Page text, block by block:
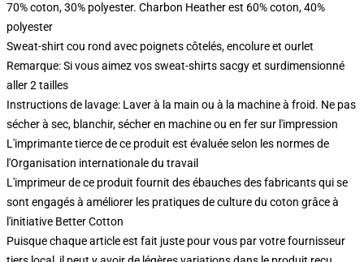
70% coton, 30% polyester. Charbon Heather est 60% coton, 40%
polyester
Sweat-shirt cou rond avec poignets côtelés, encolure et ourlet
Remarque: Si vous aimez vos sweat-shirts sacgy et surdimensionné
aller 2 tailles
Instructions de lavage: Laver à la main ou à la machine à froid. Ne pas
sécher à sec, blanchir, sécher en machine ou en fer sur l'impression
L'imprimante tierce de ce produit est évaluée selon les normes de
l'Organisation internationale du travail
L'imprimeur de ce produit fournit des ébauches des fabricants qui se
sont engagés à améliorer les pratiques de culture du coton grâce à
l'initiative Better Cotton
Puisque chaque article est fait juste pour vous par votre fournisseur